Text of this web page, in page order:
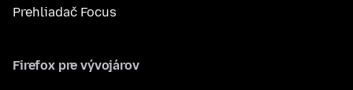
Prehliadač Focus
Firefox pre vývojárov